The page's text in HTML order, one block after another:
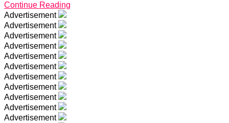
Continue Reading
Advertisement
Advertisement
Advertisement
Advertisement
Advertisement
Advertisement
Advertisement
Advertisement
Advertisement
Advertisement
Advertisement